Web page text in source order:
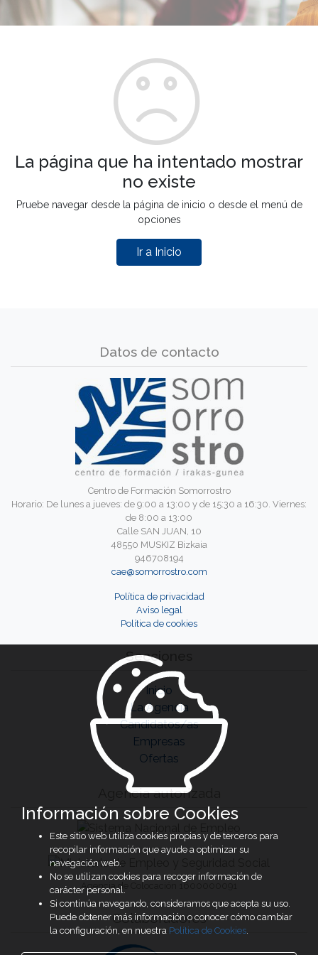
La página que ha intentado mostrar
no existe
Pruebe navegar desde la página de inicio o desde el menú de
opciones
Ir a Inicio
Datos de contacto
Centro de Formación Somorrostro
Horario: De lunes a jueves: de 9:00 a 13:00 y de 15:30 a 16:30. Viernes:
de 8:00 a 13:00
Calle SAN JUAN, 10
48550 MUSKIZ Bizkaia
946708194
cae@somorrostro.com
Política de privacidad
Aviso legal
Política de cookies
Secciones
Inicio
La Agencia
Candidatos/as
Empresas
Ofertas
Agencia autorizada
Agencia de Colocación 1600000091
Colaboradores
Información sobre Cookies
Este sitio web utiliza cookies propias y de terceros para
recopilar información que ayude a optimizar su
navegación web.
No se utilizan cookies para recoger información de
carácter personal.
Si continúa navegando, consideramos que acepta su uso.
Puede obtener más información o conocer cómo cambiar
la configuración, en nuestra Política de Cookies.